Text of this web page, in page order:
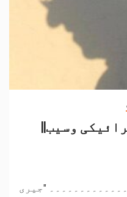
وسیب||
"جیری